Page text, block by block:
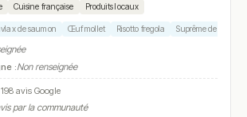
Cuisine française Produits locaux
de saumon Œuf mollet Risotto fregola Suprême de volaille
:Non renseignée
198 avis Google
par la communauté